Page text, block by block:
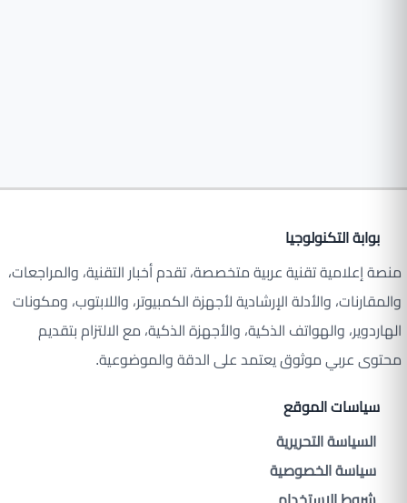
بوابة التكنولوجيا
منصة إعلامية تقنية عربية متخصصة، تقدم أخبار التقنية، والمراجعات،
والمقارنات، والأدلة الإرشادية لأجهزة الكمبيوتر، واللابتوب، ومكونات
الهاردوير، والهواتف الذكية، والأجهزة الذكية، مع الالتزام بتقديم
محتوى عربي موثوق يعتمد على الدقة والموضوعية.
سياسات الموقع
السياسة التحريرية
سياسة الخصوصية